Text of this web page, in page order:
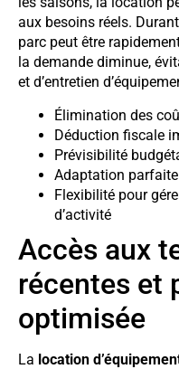
aux besoins réels.
parc peut être
la demande diminue,
et d’entretien
Élimination des
Déduction fiscale
Prévisibilité
Adaptation
Flexibilité pour
d’activité
Accès aux
récentes et
optimisée
La location